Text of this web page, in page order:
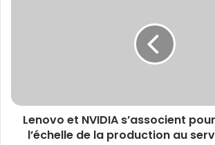
l’échelle
Lenovo et NVIDIA s’associent
l’échelle de la production au